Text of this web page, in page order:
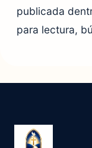
publicada
para lectura,